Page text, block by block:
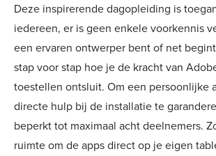
Deze inspirerende dagopleiding is
iedereen, er is geen enkele voorkennis
een ervaren ontwerper bent of net
stap voor stap hoe je de kracht van
toestellen ontsluit. Om een persoonlijke
directe hulp bij de installatie te
beperkt tot maximaal acht deelnemers.
ruimte om de apps direct op je eigen